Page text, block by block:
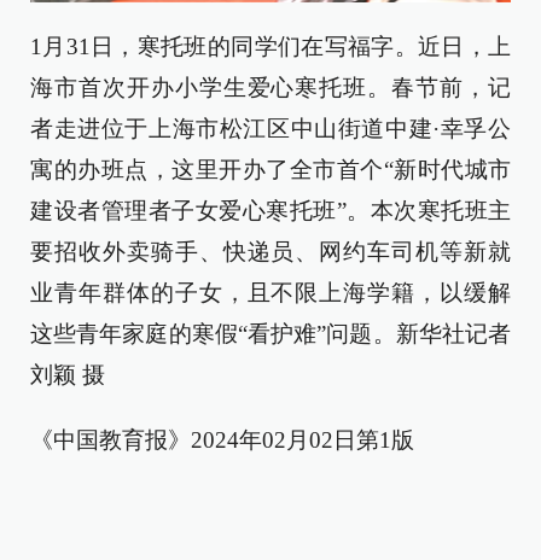
1月31日，寒托班的同学们在写福字。近日，上
海市首次开办小学生爱心寒托班。春节前，记
者走进位于上海市松江区中山街道中建·幸孚公
寓的办班点，这里开办了全市首个“新时代城市
建设者管理者子女爱心寒托班”。本次寒托班主
要招收外卖骑手、快递员、网约车司机等新就
业青年群体的子女，且不限上海学籍，以缓解
这些青年家庭的寒假“看护难”问题。新华社记者
刘颖 摄
《中国教育报》2024年02月02日第1版